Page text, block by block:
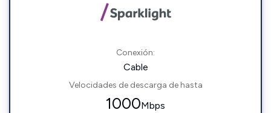
Conexión:
Cable
Velocidades de descarga de hasta
1000Mbps